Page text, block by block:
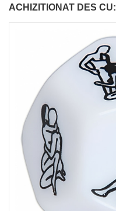
ACHIZITIONAT DES CU: